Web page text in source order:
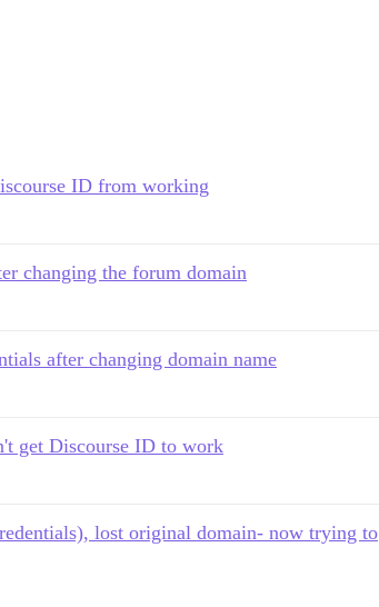
ID from working
changing the forum domain
after changing domain name
get Discourse ID to work
lost original domain- now trying to